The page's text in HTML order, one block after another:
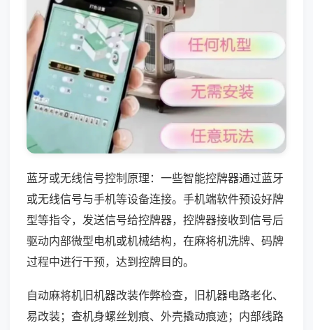
蓝牙或无线信号控制原理：一些智能控牌器通过蓝牙
或无线信号与手机等设备连接。手机端软件预设好牌
型等指令，发送信号给控牌器，控牌器接收到信号后
驱动内部微型电机或机械结构，在麻将机洗牌、码牌
过程中进行干预，达到控牌目的。
自动麻将机旧机器改装作弊检查，旧机器电路老化、
易改装；查机身螺丝划痕、外壳撬动痕迹；内部线路